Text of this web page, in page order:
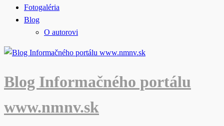
Fotogaléria
Blog
O autorovi
Blog Informačného portálu
www.nmnv.sk